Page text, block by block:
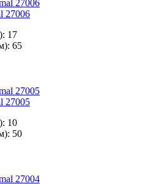
27006
17
65
27005
10
50